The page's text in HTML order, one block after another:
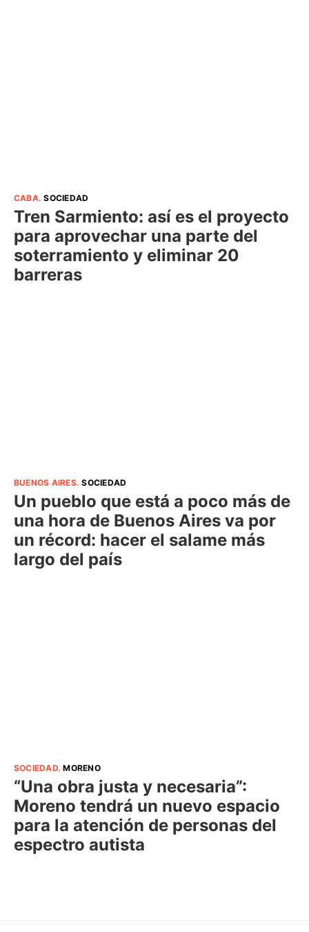
CABA.SOCIEDAD
Tren Sarmiento: así es el proyecto
para aprovechar una parte del
soterramiento y eliminar 20
barreras
BUENOS AIRES.SOCIEDAD
Un pueblo que está a poco más de
una hora de Buenos Aires va por
un récord: hacer el salame más
largo del país
SOCIEDAD.MORENO
“Una obra justa y necesaria”:
Moreno tendrá un nuevo espacio
para la atención de personas del
espectro autista